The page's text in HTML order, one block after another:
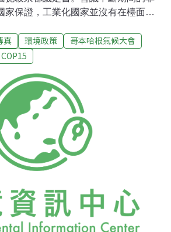
家保證，工業化國家並沒有在檯面下
、巴西、南非等國家的代表回到議
這場罷議行動是由於，今天的議程似
國家對此狀況的不滿，印度環境部長
及其他代表共同退席，向此屆會
源部長海德卡兒(Connie
議。包含許多非洲國家在內的開發中
都議定書效期，然而此一目標並無受
是未簽署京都議定書的美國。美國氣
(Todd Stern)對記者表示，美國絕對不
真 環境政策
哥本哈根氣候大會
COP15